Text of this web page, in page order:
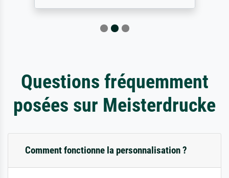
Questions fréquemment
posées sur Meisterdrucke
Comment fonctionne la personnalisation ?